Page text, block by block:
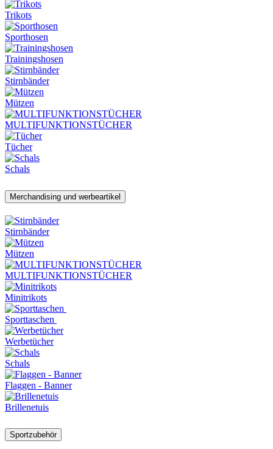
Trikots
Sporthosen
Trainingshosen
Stirnbänder
Mützen
MULTIFUNKTIONSTÜCHER
Tücher
Schals
Merchandising und werbeartikel
Stirnbänder
Mützen
MULTIFUNKTIONSTÜCHER
Minitrikots
Sporttaschen
Werbetücher
Schals
Flaggen - Banner
Brillenetuis
Sportzubehör